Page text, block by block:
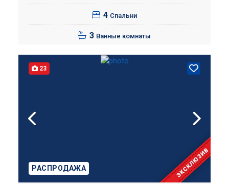
4 Спальни
3 Ванные комнаты
23
РАСПРОДАЖА ЭКСКЛЮЗИВ